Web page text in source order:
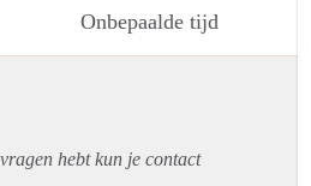
Onbepaalde tijd
hebt kun je contact